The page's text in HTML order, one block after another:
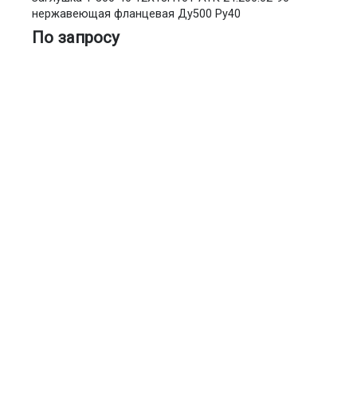
нержавеющая фланцевая Ду500 Ру40
По запросу